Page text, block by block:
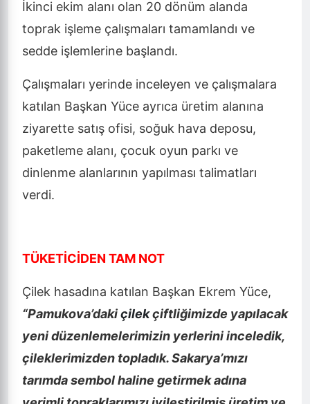
İkinci ekim alanı olan 20 dönüm alanda
toprak işleme çalışmaları tamamlandı ve
sedde işlemlerine başlandı.
Çalışmaları yerinde inceleyen ve çalışmalara
katılan Başkan Yüce ayrıca üretim alanına
ziyarette satış ofisi, soğuk hava deposu,
paketleme alanı, çocuk oyun parkı ve
dinlenme alanlarının yapılması talimatları
verdi.
TÜKETİCİDEN TAM NOT
Çilek hasadına katılan Başkan Ekrem Yüce,
“Pamukova’dakiçilekçiftliğimizde yapılacak
yeni düzenlemelerimizin yerlerini inceledik,
çileklerimizden topladık. Sakarya’mızı
tarımda sembol haline getirmek adına